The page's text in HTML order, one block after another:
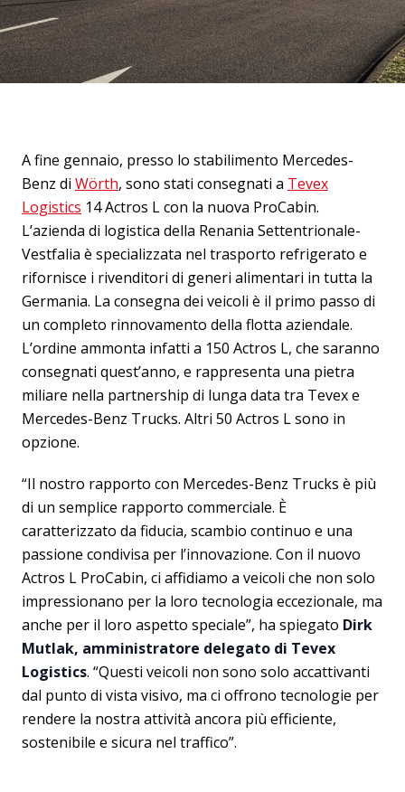
A fine gennaio, presso lo stabilimento Mercedes-
Benz di Wörth, sono stati consegnati a Tevex
Logistics 14 Actros L con la nuova ProCabin.
L’azienda di logistica della Renania Settentrionale-
Vestfalia è specializzata nel trasporto refrigerato e
rifornisce i rivenditori di generi alimentari in tutta la
Germania. La consegna dei veicoli è il primo passo di
un completo rinnovamento della flotta aziendale.
L’ordine ammonta infatti a 150 Actros L, che saranno
consegnati quest’anno, e rappresenta una pietra
miliare nella partnership di lunga data tra Tevex e
Mercedes-Benz Trucks. Altri 50 Actros L sono in
opzione.
“Il nostro rapporto con Mercedes-Benz Trucks è più
di un semplice rapporto commerciale. È
caratterizzato da fiducia, scambio continuo e una
passione condivisa per l’innovazione. Con il nuovo
Actros L ProCabin, ci affidiamo a veicoli che non solo
impressionano per la loro tecnologia eccezionale, ma
anche per il loro aspetto speciale”, ha spiegato Dirk
Mutlak, amministratore delegato di Tevex
Logistics. “Questi veicoli non sono solo accattivanti
dal punto di vista visivo, ma ci offrono tecnologie per
rendere la nostra attività ancora più efficiente,
sostenibile e sicura nel traffico”.